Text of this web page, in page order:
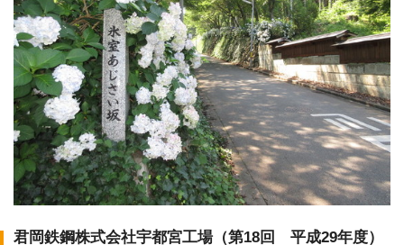
君岡鉄鋼株式会社宇都宮工場（第18回 平成29年度）